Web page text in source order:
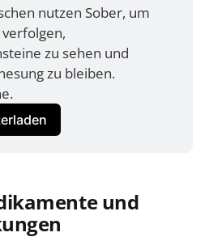
nutzen Sober, um
zu sehen und
zu bleiben.
und